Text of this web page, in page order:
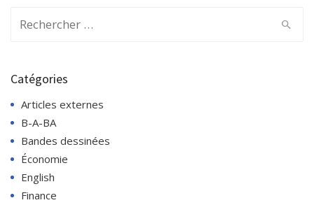
Search
Catégories
Articles externes
B-A-BA
Bandes dessinées
Économie
English
Finance